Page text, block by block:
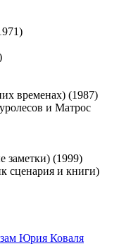
временах) (1987)
и Матрос
заметки) (1999)
сценария и книги)
Юрия Коваля